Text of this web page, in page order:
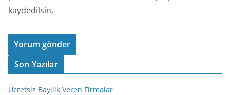
kaydedilsin.
Son Yazılar
Ücretsiz Bayilik Veren Firmalar